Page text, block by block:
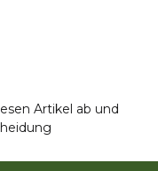
Artikel ab und